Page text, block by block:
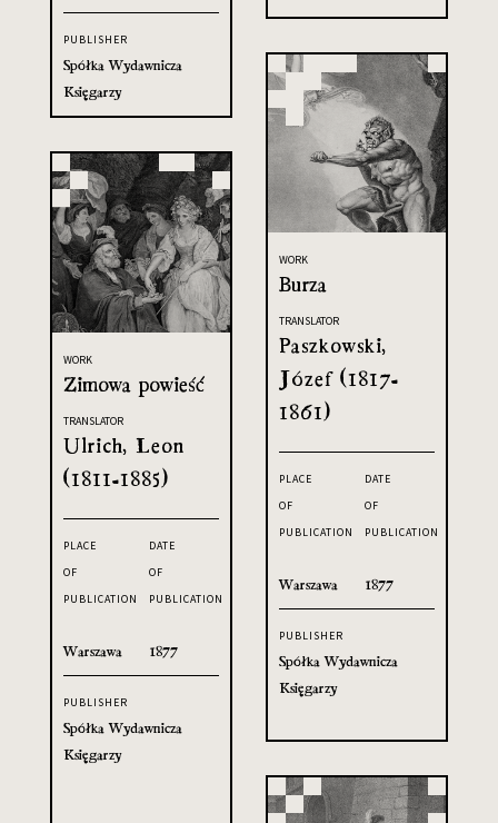
PUBLISHER
Spółka Wydawnicza
Księgarzy
WORK
Burza
TRANSLATOR
Paszkowski,
Józef (1817-
1861)
PLACE
OF
PUBLICATION
Warszawa
DATE
OF
PUBLICATION
1877
PUBLISHER
Spółka Wydawnicza
Księgarzy
WORK
Zimowa powieść
TRANSLATOR
Ulrich, Leon
(1811-1885)
PLACE
OF
PUBLICATION
Warszawa
DATE
OF
PUBLICATION
1877
PUBLISHER
Spółka Wydawnicza
Księgarzy